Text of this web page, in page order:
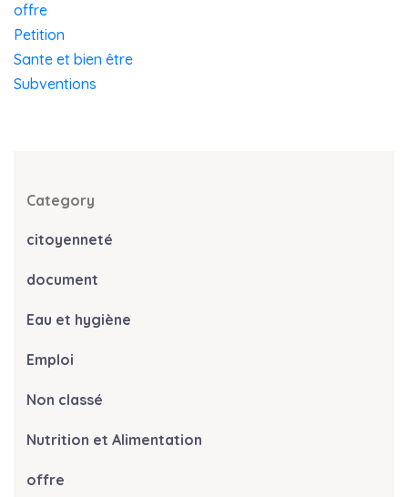
offre
Petition
Sante et bien être
Subventions
Category
citoyenneté
document
Eau et hygiène
Emploi
Non classé
Nutrition et Alimentation
offre